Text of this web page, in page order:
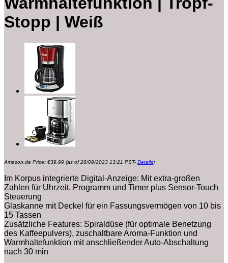
Stopp | Weiß
Amazon.de Price: €39.99 (as of 28/09/2023 13:21 PST- Details)
Im Korpus integrierte Digital-Anzeige: Mit extra-großen
Zahlen für Uhrzeit, Programm und Timer plus Sensor-Touch
Steuerung
Glaskanne mit Deckel für ein Fassungsvermögen von 10 bis
15 Tassen
Zusätzliche Features: Spiraldüse (für optimale Benetzung
des Kaffeepulvers), zuschaltbare Aroma-Funktion und
Warmhaltefunktion mit anschließender Auto-Abschaltung
nach 30 min